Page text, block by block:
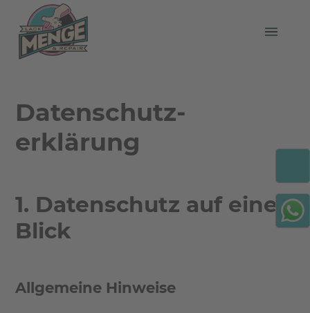
Datenschutz­
erklärung
1. Datenschutz auf einen
Blick
Allgemeine Hinweise